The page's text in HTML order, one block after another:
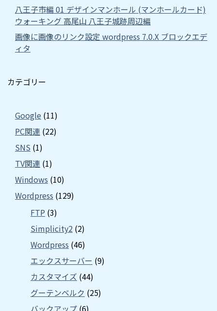
八王子市編 01 デザインマンホール (マンホールカード)
ウォーキング 高尾山 八王子城跡周辺編
画像に画像のリンク設定 wordpress 7.0.X ブロックエデ
ィタ
カテゴリー
Google (11)
PC関連 (22)
SNS (1)
TV関連 (1)
Windows (10)
Wordpress (129)
FTP (3)
Simplicity2 (2)
Wordpress (46)
エックスサーバー (9)
カスタマイズ (44)
グーテンベルク (25)
バックアップ (6)